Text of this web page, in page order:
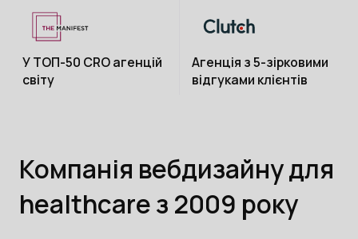
У ТОП-50 CRO агенцій
світу
Агенція з 5-зірковими
відгуками клієнтів
Компанія вебдизайну для
healthcare з 2009 року